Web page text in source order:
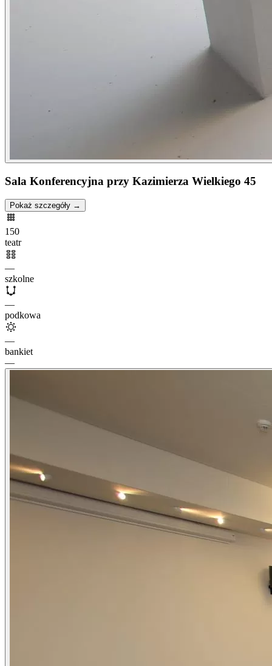
Sala Konferencyjna przy Kazimierza Wielkiego 45
Pokaż szczegóły →
150
teatr
—
szkolne
—
podkowa
—
bankiet
—